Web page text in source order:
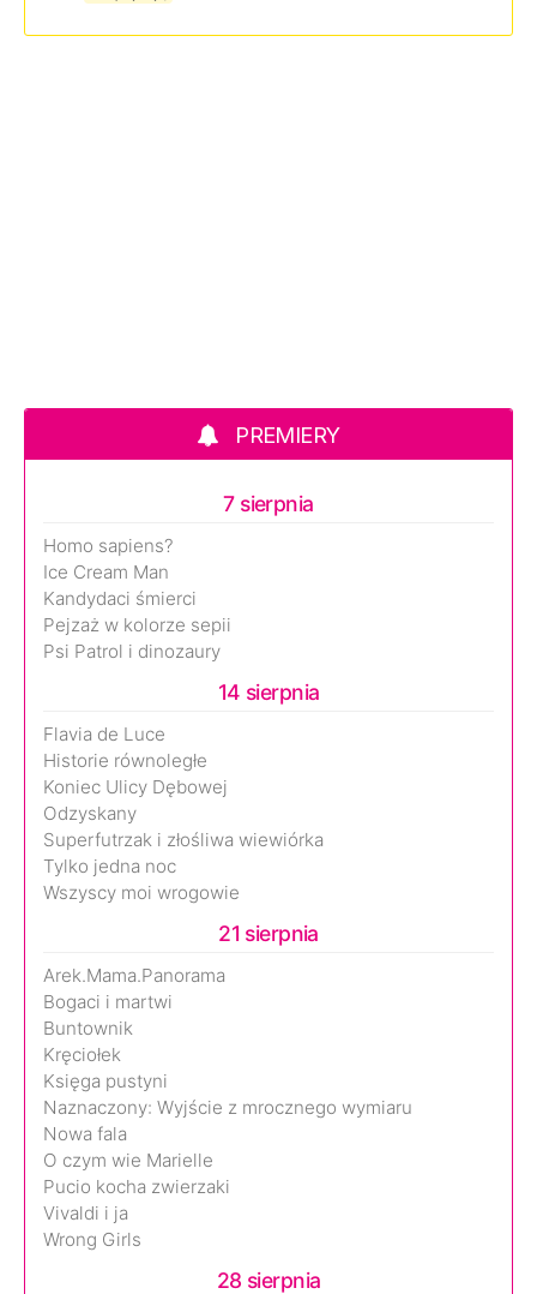
PREMIERY
7 sierpnia
Homo sapiens?
Ice Cream Man
Kandydaci śmierci
Pejzaż w kolorze sepii
Psi Patrol i dinozaury
14 sierpnia
Flavia de Luce
Historie równoległe
Koniec Ulicy Dębowej
Odzyskany
Superfutrzak i złośliwa wiewiórka
Tylko jedna noc
Wszyscy moi wrogowie
21 sierpnia
Arek.Mama.Panorama
Bogaci i martwi
Buntownik
Kręciołek
Księga pustyni
Naznaczony: Wyjście z mrocznego wymiaru
Nowa fala
O czym wie Marielle
Pucio kocha zwierzaki
Vivaldi i ja
Wrong Girls
28 sierpnia